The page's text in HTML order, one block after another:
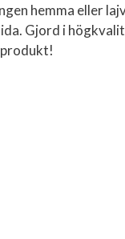
hemma eller
Gjord i